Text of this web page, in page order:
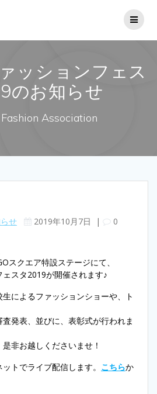
ン
へ
ス
キ
ッ
プ
ッションフェス
のお知らせ
Association
せ 2019年10月7日 | 0
スクエア特設ステージにて、
スタ2019が開催されます♪
によるファッションショーや、ト
発表、並びに、表彰式が行われま
非お越しくださいませ！
トでライブ配信します。 こちらか